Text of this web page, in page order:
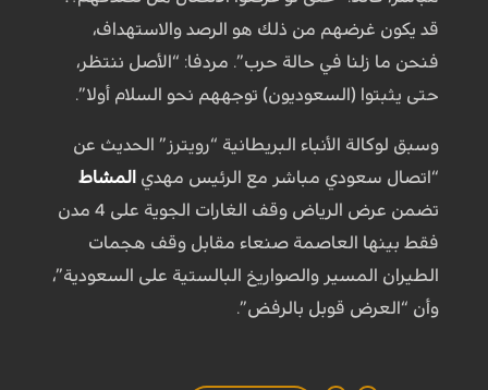
قد يكون غرضهم من ذلك هو الرصد والاستهداف،
فنحن ما زلنا في حالة حرب”. مردفا: “الأصل ننتظر،
حتى يثبتوا (السعوديون) توجههم نحو السلام أولا”.
وسبق لوكالة الأنباء البريطانية “رويترز” الحديث عن
“اتصال سعودي مباشر مع الرئيس مهدي المشاط
تضمن عرض الرياض وقف الغارات الجوية على 4 مدن
فقط بينها العاصمة صنعاء مقابل وقف هجمات
الطيران المسير والصواريخ البالستية على السعودية”،
وأن “العرض قوبل بالرفض”.